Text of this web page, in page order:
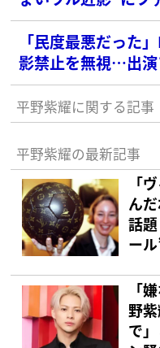
「民度最悪だっ
影禁止を無視…出
ナーが「ほんとに
平野紫耀に関する記事
平野紫耀の最新記事
「
ん
話
ー
「
野
で